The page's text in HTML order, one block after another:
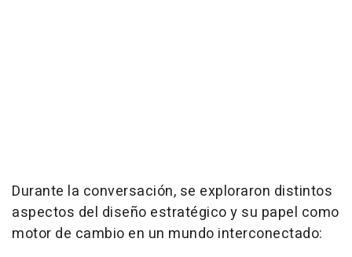
Durante la conversación, se exploraron distintos
aspectos del diseño estratégico y su papel como
motor de cambio en un mundo interconectado: